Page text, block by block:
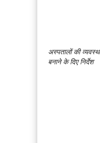
अस्पतालों की
बनाने के दिए निर्देश